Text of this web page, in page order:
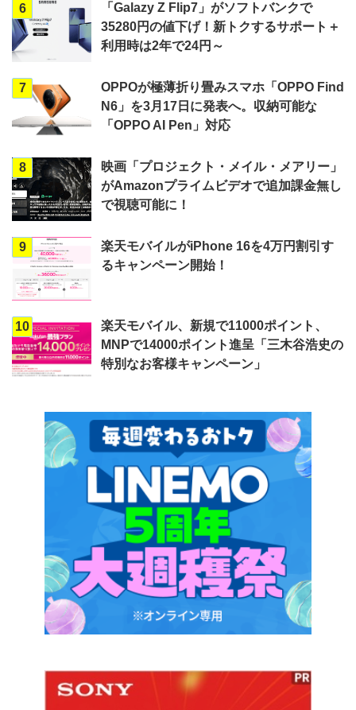
6
「Galazy Z Flip7」がソフトバンクで
35280円の値下げ！新トクするサポート＋
利用時は2年で24円～
7
OPPOが極薄折り畳みスマホ「OPPO Find
N6」を3月17日に発表へ。収納可能な
「OPPO AI Pen」対応
8
映画「プロジェクト・メイル・メアリー」
がAmazonプライムビデオで追加課金無し
で視聴可能に！
9
楽天モバイルがiPhone 16を4万円割引す
るキャンペーン開始！
10
楽天モバイル、新規で11000ポイント、
MNPで14000ポイント進呈「三木谷浩史の
特別なお客様キャンペーン」